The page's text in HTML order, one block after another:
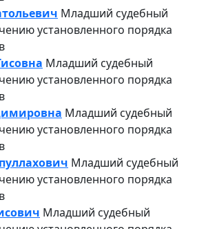
Младший судебный
установленного порядка
Младший судебный
установленного порядка
Младший судебный
установленного порядка
Младший судебный
установленного порядка
Младший судебный